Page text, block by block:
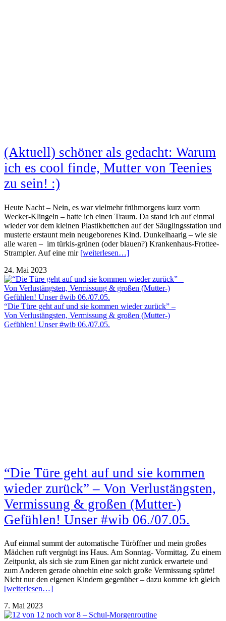
(Aktuell) schöner als gedacht: Warum
ich es cool finde, Mutter von Teenies
zu sein! :)
Heute Nacht – Nein, es war vielmehr frühmorgens kurz vorm
Wecker-Klingeln – hatte ich einen Traum. Da stand ich auf einmal
wieder vor dem kleinen Plastikbettchen auf der Säuglingsstation und
musterte erstaunt mein neugeborenes Kind. Dunkelhaarig – wie sie
alle waren – im türkis-grünen (oder blauen?) Krankenhaus-Frottee-
Strampler. Auf eine mir [weiterlesen…]
24. Mai 2023
“Die Türe geht auf und sie kommen wieder zurück” –
Von Verlustängsten, Vermissung & großen (Mutter-)
Gefühlen! Unser #wib 06./07.05.
“Die Türe geht auf und sie kommen
wieder zurück” – Von Verlustängsten,
Vermissung & großen (Mutter-)
Gefühlen! Unser #wib 06./07.05.
Auf einmal summt der automatische Türöffner und mein großes
Mädchen ruft vergnügt ins Haus. Am Sonntag- Vormittag. Zu einem
Zeitpunkt, als sich sie zum Einen gar nicht zurück erwartete und
zum Anderen gerade ohnehin eine solch große Vermissung spürte!
Nicht nur den eigenen Kindern gegenüber – dazu komme ich gleich
[weiterlesen…]
7. Mai 2023